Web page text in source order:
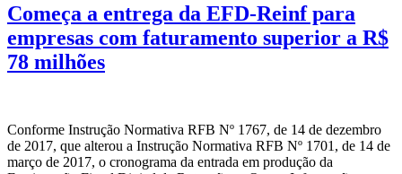
Começa a entrega da EFD-Reinf para
empresas com faturamento superior a R$
78 milhões
Conforme Instrução Normativa RFB Nº 1767, de 14 de dezembro
de 2017, que alterou a Instrução Normativa RFB Nº 1701, de 14 de
março de 2017, o cronograma da entrada em produção da